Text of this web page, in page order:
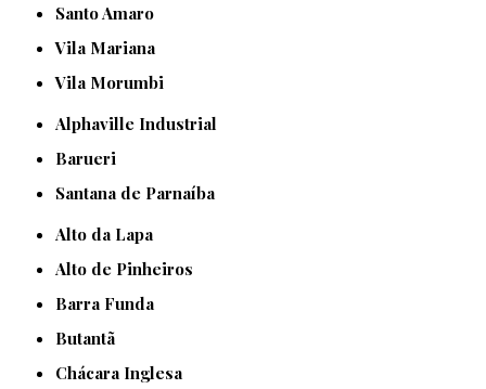
Santo Amaro
Vila Mariana
Vila Morumbi
Alphaville Industrial
Barueri
Santana de Parnaíba
Alto da Lapa
Alto de Pinheiros
Barra Funda
Butantã
Chácara Inglesa